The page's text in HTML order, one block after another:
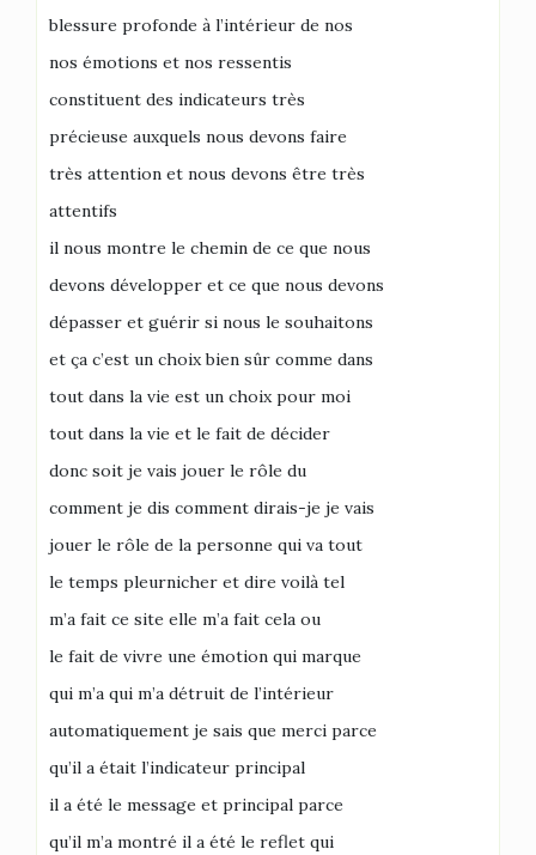
blessure profonde à l’intérieur de nos
nos émotions et nos ressentis
constituent des indicateurs très
précieuse auxquels nous devons faire
très attention et nous devons être très
attentifs
il nous montre le chemin de ce que nous
devons développer et ce que nous devons
dépasser et guérir si nous le souhaitons
et ça c’est un choix bien sûr comme dans
tout dans la vie est un choix pour moi
tout dans la vie et le fait de décider
donc soit je vais jouer le rôle du
comment je dis comment dirais-je je vais
jouer le rôle de la personne qui va tout
le temps pleurnicher et dire voilà tel
m’a fait ce site elle m’a fait cela ou
le fait de vivre une émotion qui marque
qui m’a qui m’a détruit de l’intérieur
automatiquement je sais que merci parce
qu’il a était l’indicateur principal
il a été le message et principal parce
qu’il m’a montré il a été le reflet qui